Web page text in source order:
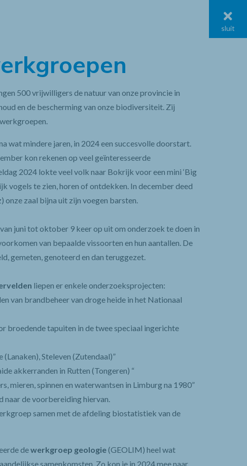
menu
sluit
500 vrijwilligers de natuur van onze provincie in
en de bescherming van onze biodiversiteit. Zij
wat mindere jaren, in 2024 een succesvolle doorstart.
kon rekenen op veel geïnteresseerde
2024 lokte veel volk naar Bokrijk voor een mini ‘Big
vogels te zien, horen of ontdekken. In december deed
onze zaal bijna uit zijn voegen barsten.
juni tot oktober 9 keer op uit om onderzoek te doen in
van bepaalde vissoorten en hun aantallen. De
gemeten, genoteerd en dan teruggezet.
liepen er enkele onderzoeksprojecten:
van brandbeheer van droge heide in het Nationaal
broedende tapuiten in de twee speciaal ingerichte
Steleven (Zutendaal)”
akkerranden in Rutten (Tongeren) “
mieren, spinnen en waterwantsen in Limburg na 1980”
naar de voorbereiding hiervan.
samen met de afdeling biostatistiek van de
dewerkgroep geologie(GEOLIM) heel wat
samenkomsten. Zo kon je in 2024 mee naar